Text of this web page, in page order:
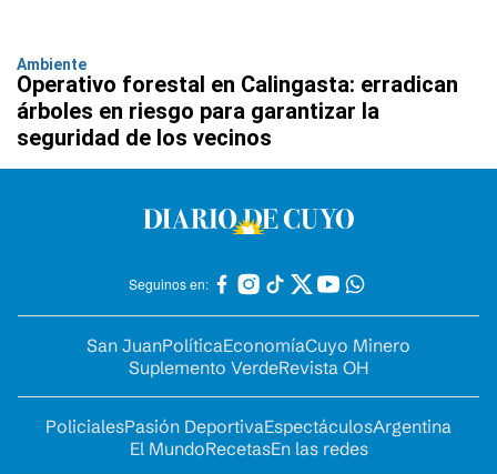
Ambiente
Operativo forestal en Calingasta: erradican
árboles en riesgo para garantizar la
seguridad de los vecinos
Seguinos en:
San JuanPolíticaEconomíaCuyo Minero
Suplemento VerdeRevista OH
PolicialesPasión DeportivaEspectáculosArgentina
El MundoRecetasEn las redes